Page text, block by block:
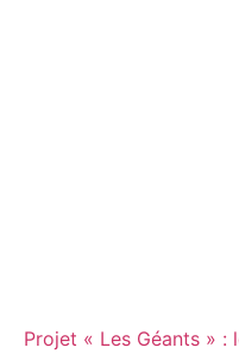
Projet « Les Géants » :